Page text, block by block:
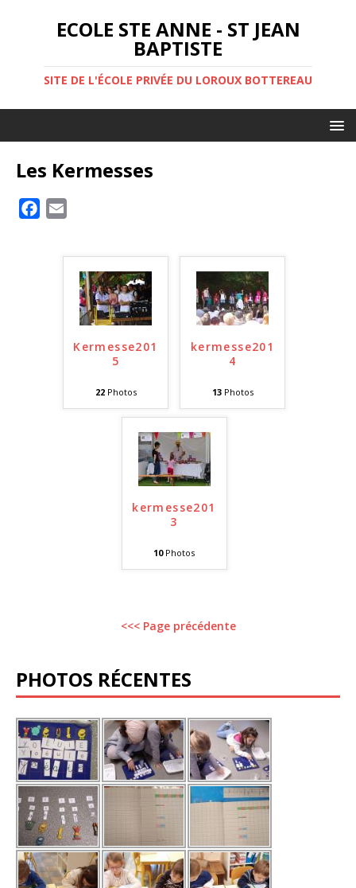
ECOLE STE ANNE - ST JEAN
BAPTISTE
SITE DE L'ÉCOLE PRIVÉE DU LOROUX BOTTEREAU
Les Kermesses
Kermesse201
5
22Photos
kermesse201
4
13Photos
kermesse201
3
10Photos
<<< Page précédente
PHOTOS RÉCENTES